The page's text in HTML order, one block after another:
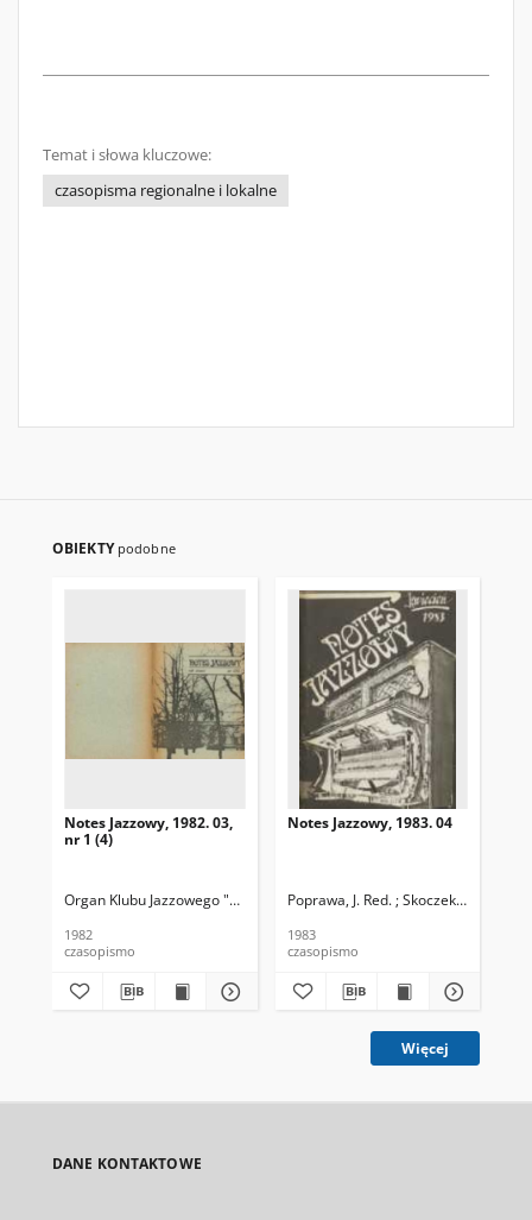
Temat i słowa kluczowe:
czasopisma regionalne i lokalne
OBIEKTY podobne
Notes Jazzowy, 1982. 03,
nr 1 (4)
Organ Klubu Jazzowego "Rotunda" Skoczek, T. Red.
1982
czasopismo
Notes Jazzowy, 1983. 04
Poprawa, J. Red. ; Skoczek T. Red.
1983
czasopismo
Więcej
DANE KONTAKTOWE